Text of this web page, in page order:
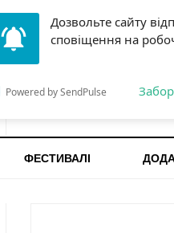
Дозвольте сайту
сповіщення на
Powered by SendPulse
ОСТАННЯ НОВИНА
Gorilla і відповідальна гра:
чому ліміти важливі
ФЕСТИВАЛІ